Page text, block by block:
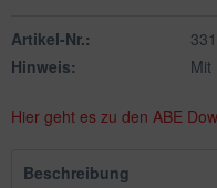
Artikel-Nr.:
Hinweis:
Mit
Hier geht es zu den ABE
Beschreibung